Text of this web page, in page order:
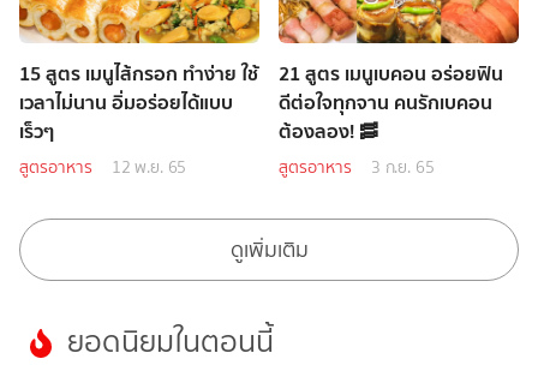
15 สูตร เมนูไส้กรอก ทำง่าย ใช้
เวลาไม่นาน อิ่มอร่อยได้แบบ
เร็วๆ
สูตรอาหาร 12 พ.ย. 65
21 สูตร เมนูเบคอน อร่อยฟิน
ดีต่อใจทุกจาน คนรักเบคอน
ต้องลอง! 🥓
สูตรอาหาร 3 ก.ย. 65
ดูเพิ่มเติม
ยอดนิยมในตอนนี้